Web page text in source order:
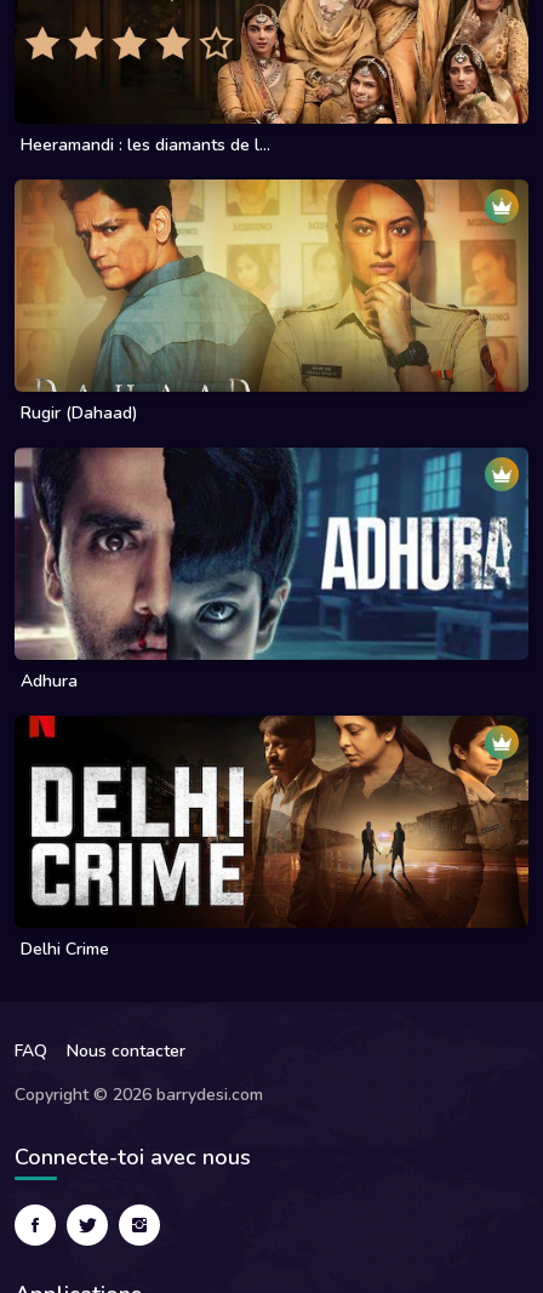
Heeramandi : les diamants de l...
Rugir (Dahaad)
Adhura
Delhi Crime
FAQ
Nous contacter
Copyright © 2026 barrydesi.com
Connecte-toi avec nous